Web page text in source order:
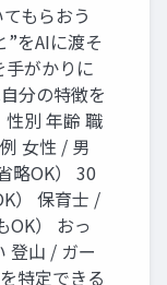
もらおう
”をAIに渡そ
⼿がかりに
分の特徴を
性別 年齢 職
⼥性 / 男
略OK） 30
） 保育⼠ /
OK） おっ
登⼭ / ガー
特定できる